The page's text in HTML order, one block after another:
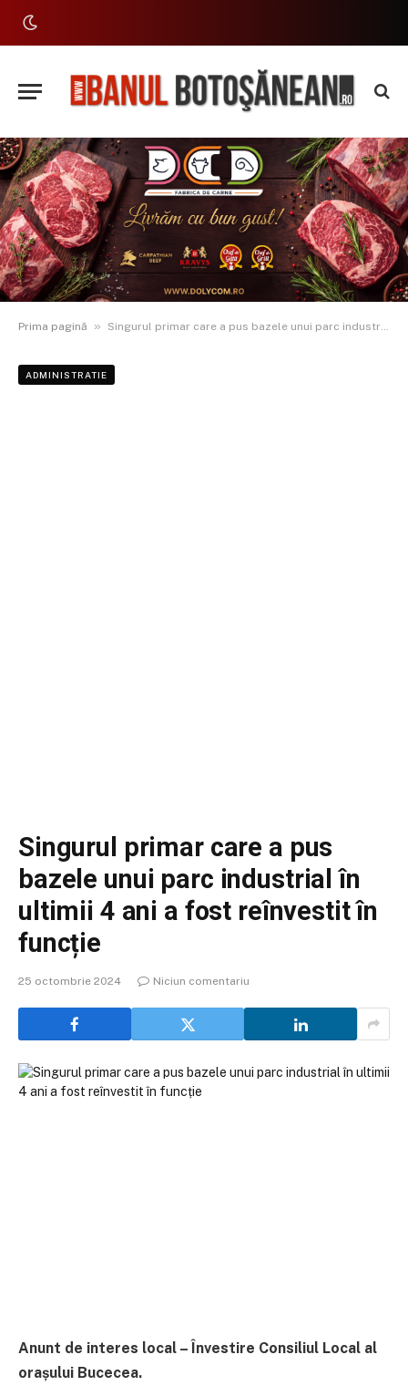
Prima pagină » Singurul primar care a pus bazele unui parc industrial în ultimii 4 ani a fost reînvestit în funcție
ADMINISTRATIE
Singurul primar care a pus
bazele unui parc industrial în
ultimii 4 ani a fost reînvestit în
funcție
25 octombrie 2024 Niciun comentariu
Anunt de interes local – Învestire Consiliul Local al
orașului Bucecea.